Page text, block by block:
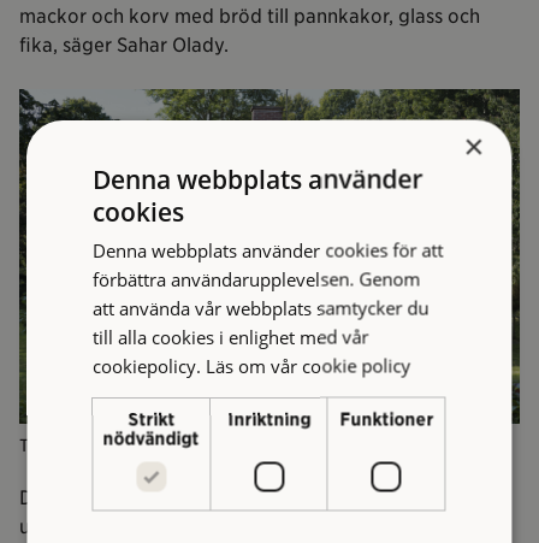
mackor och korv med bröd till pannkakor, glass och
fika, säger Sahar Olady.
Trädgårdsmästarbostaden från 1910
Den nya caféverksamheten är en del av Higabs
utveckling av det anrika 1860-talshuset Billdals Gård.
×
Denna webbplats använder
cookies
Denna webbplats använder cookies för att
förbättra användarupplevelsen. Genom
att använda vår webbplats samtycker du
till alla cookies i enlighet med vår
cookiepolicy. Läs om vår cookie policy
Strikt
nödvändigt
Inriktning Funktioner